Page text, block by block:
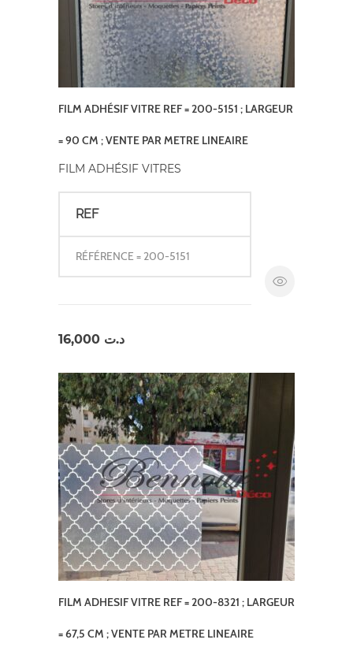
FILM ADHÉSIF VITRE REF = 200-5151 ; LARGEUR
= 90 CM ; VENTE PAR METRE LINEAIRE
FILM ADHÉSIF VITRES
REF
RÉFÉRENCE = 200-5151
د.ت
FILM ADHESIF VITRE REF = 200-8321 ; LARGEUR
= 67,5 CM ; VENTE PAR METRE LINEAIRE